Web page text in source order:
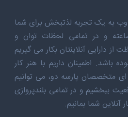
وب به یک تجربه لذتبخش برای شما
به صورت ۲۴ ساعته و در تمامی لحظات توان و
دارایی آنلاینتان بکار می گیریم
باشد. اطمینان داریم با هنر کار
متخصصان پارسه دو، می توانیم
ببخشیم و در تمامی بلندپروازی
شما بمانیم.